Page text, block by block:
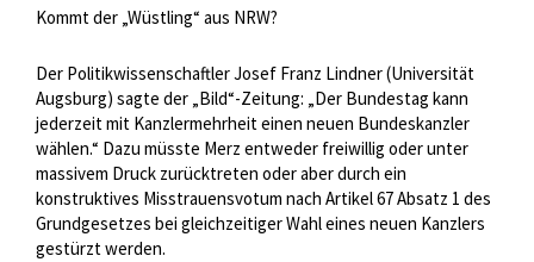
Kommt der „Wüstling“ aus NRW?
Der Politikwissenschaftler Josef Franz Lindner (Universität
Augsburg) sagte der „Bild“-Zeitung: „Der Bundestag kann
jederzeit mit Kanzlermehrheit einen neuen Bundeskanzler
wählen.“ Dazu müsste Merz entweder freiwillig oder unter
massivem Druck zurücktreten oder aber durch ein
konstruktives Misstrauensvotum nach Artikel 67 Absatz 1 des
Grundgesetzes bei gleichzeitiger Wahl eines neuen Kanzlers
gestürzt werden.